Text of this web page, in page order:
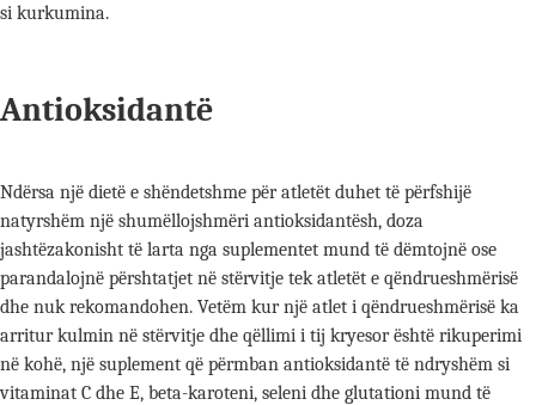
si kurkumina.
Antioksidantë
Ndërsa një dietë e shëndetshme për atletët duhet të përfshijë
natyrshëm një shumëllojshmëri antioksidantësh, doza
jashtëzakonisht të larta nga suplementet mund të dëmtojnë ose
parandalojnë përshtatjet në stërvitje tek atletët e qëndrueshmërisë
dhe nuk rekomandohen. Vetëm kur një atlet i qëndrueshmërisë ka
arritur kulmin në stërvitje dhe qëllimi i tij kryesor është rikuperimi
në kohë, një suplement që përmban antioksidantë të ndryshëm si
vitaminat C dhe E, beta-karoteni, seleni dhe glutationi mund të